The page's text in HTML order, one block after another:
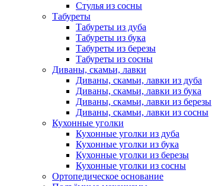
Стулья из сосны
Табуреты
Табуреты из дуба
Табуреты из бука
Табуреты из березы
Табуреты из сосны
Диваны, скамьи, лавки
Диваны, скамьи, лавки из дуба
Диваны, скамьи, лавки из бука
Диваны, скамьи, лавки из березы
Диваны, скамьи, лавки из сосны
Кухонные уголки
Кухонные уголки из дуба
Кухонные уголки из бука
Кухонные уголки из березы
Кухонные уголки из сосны
Ортопедическое основание